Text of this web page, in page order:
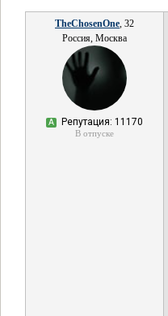
TheChosenOne, 32
Россия, Москва
А Репутация: 11170
В отпуске